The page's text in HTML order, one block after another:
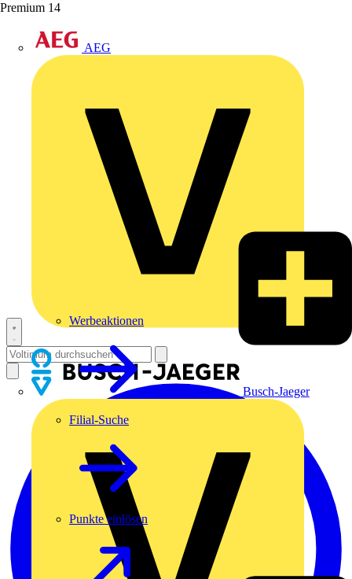
Premium 14
AEG
Busch-Jaeger
Werbeaktionen
Filial-Suche
Punkte einlösen